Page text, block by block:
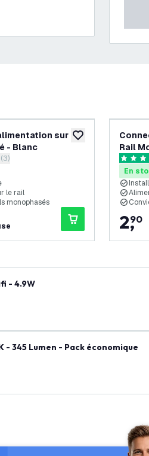
ajouter à la liste de
sur
- Blanc
tiroir des avis
le rail
monophasés
Rail
5
En
2,
90
- 4.9W
- 345 Lumen - Pack économique